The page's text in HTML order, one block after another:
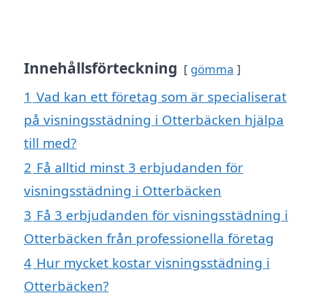
Innehållsförteckning gömma
1 Vad kan ett företag som är specialiserat
på visningsstädning i Otterbäcken hjälpa
till med?
2 Få alltid minst 3 erbjudanden för
visningsstädning i Otterbäcken
3 Få 3 erbjudanden för visningsstädning i
Otterbäcken från professionella företag
4 Hur mycket kostar visningsstädning i
Otterbäcken?